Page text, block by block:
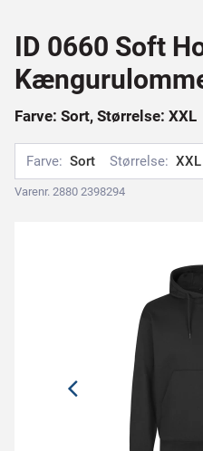
ID 0660 Soft
Farve: Sort, Størrelse: XXL
Farve: Sort Størrelse: XXL
Varenr. 2880 2398294